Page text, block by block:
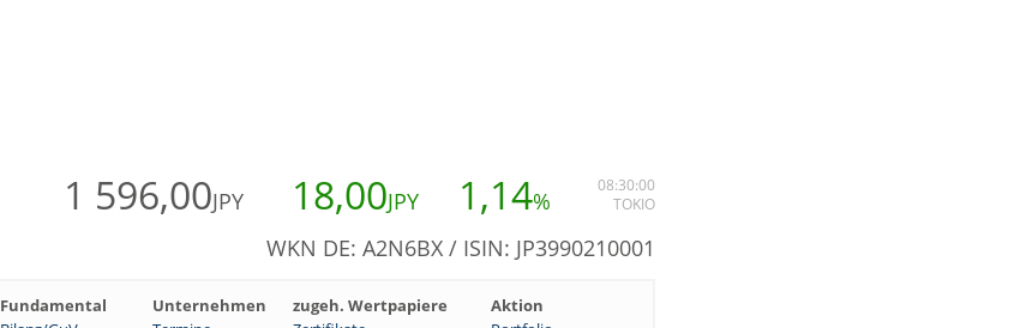
1 596,00JPY 18,00JPY 1,14%
08:30:00
TOKIO
WKN DE: A2N6BX / ISIN: JP3990210001
Fundamental Unternehmen zugeh. Wertpapiere
Aktion